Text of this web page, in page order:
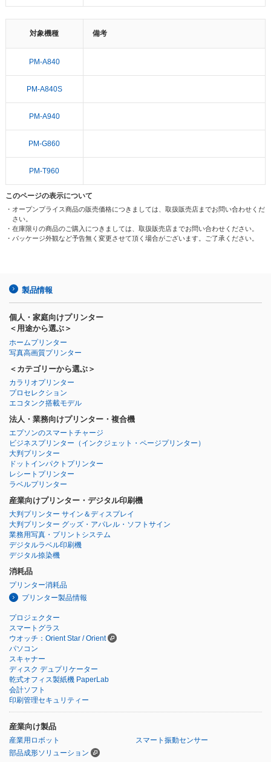
対象機種 備考
PM-A840
PM-A840S
PM-A940
PM-G860
PM-T960
このページの表示について
・オープンプライス商品の販売価格につきましては、取扱販売店までお問い合わせくだ
さい。
・在庫限りの商品のご購入につきましては、取扱販売店までお問い合わせください。
・パッケージ外観など予告無く変更させて頂く場合がございます。ご了承ください。
製品情報
個人・家庭向けプリンター
＜用途から選ぶ＞
ホームプリンター
写真高画質プリンター
＜カテゴリーから選ぶ＞
カラリオプリンター
プロセレクション
エコタンク搭載モデル
法人・業務向けプリンター・複合機
エプソンのスマートチャージ
ビジネスプリンター （インクジェット・ページプリンター）
大判プリンター
ドットインパクトプリンター
レシートプリンター
ラベルプリンター
産業向けプリンター・デジタル印刷機
大判プリンター サイン＆ディスプレイ
大判プリンター グッズ・アパレル・ソフトサイン
業務用写真・プリントシステム
デジタルラベル印刷機
デジタル捺染機
消耗品
プリンター消耗品
プリンター製品情報
プロジェクター
スマートグラス
ウオッチ：Orient Star / Orient
パソコン
スキャナー
ディスク デュプリケーター
乾式オフィス製紙機 PaperLab
会計ソフト
印刷管理セキュリティー
産業向け製品
産業用ロボット
スマート振動センサー
部品成形ソリューション